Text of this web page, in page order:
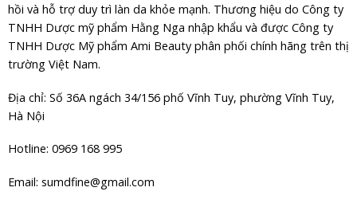
hồi và hỗ trợ duy trì làn da khỏe mạnh. Thương hiệu do Công ty
TNHH Dược mỹ phẩm Hằng Nga nhập khẩu và được Công ty
TNHH Dược Mỹ phẩm Ami Beauty phân phối chính hãng trên thị
trường Việt Nam.
Địa chỉ: Số 36A ngách 34/156 phố Vĩnh Tuy, phường Vĩnh Tuy,
Hà Nội
Hotline: 0969 168 995
Email: sumdfine@gmail.com